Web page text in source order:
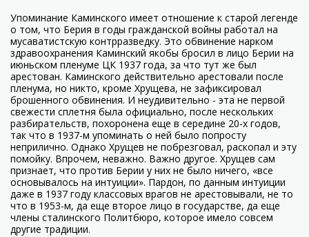
Упоминание Каминского имеет отношение к старой легенде
о том, что Берия в годы гражданской войны работал на
мусаватистскую контрразведку. Это обвинение нарком
здравоохранения Каминский якобы бросил в лицо Берии на
июньском пленуме ЦК 1937 года, за что тут же был
арестован. Каминского действительно арестовали после
пленума, но никто, кроме Хрущева, не зафиксировал
брошенного обвинения. И неудивительно - эта не первой
свежести сплетня была официально, после нескольких
разбирательств, похоронена еще в середине 20-х годов,
так что в 1937-м упоминать о ней было попросту
неприлично. Однако Хрущев не побрезговал, раскопал и эту
помойку. Впрочем, неважно. Важно другое. Хрущев сам
признает, что против Берии у них не было ничего, «все
основывалось на интуиции». Пардон, по данным интуиции
даже в 1937 году классовых врагов не арестовывали, не то
что в 1953-м, да еще второе лицо в государстве, да еще
члены сталинского Политбюро, которое имело совсем
другие традиции.